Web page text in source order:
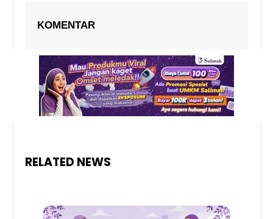
KOMENTAR
RELATED NEWS